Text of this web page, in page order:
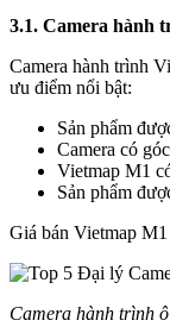
3.1. Camera hành
Camera hành trình
ưu điểm nổi bật:
Sản phẩm
Camera có
Vietmap M1
Sản phẩm
Giá bán Vietmap
Camera hành trình